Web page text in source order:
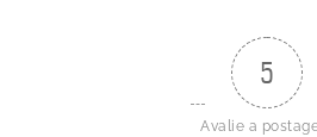
5
Avalie a